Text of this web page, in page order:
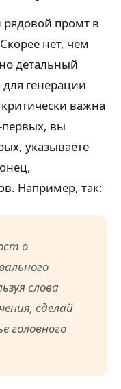
промт в
нет, чем
детальный
генерации
важна
первых, вы
указываете
Например, так:
о
слова
сделай
головного